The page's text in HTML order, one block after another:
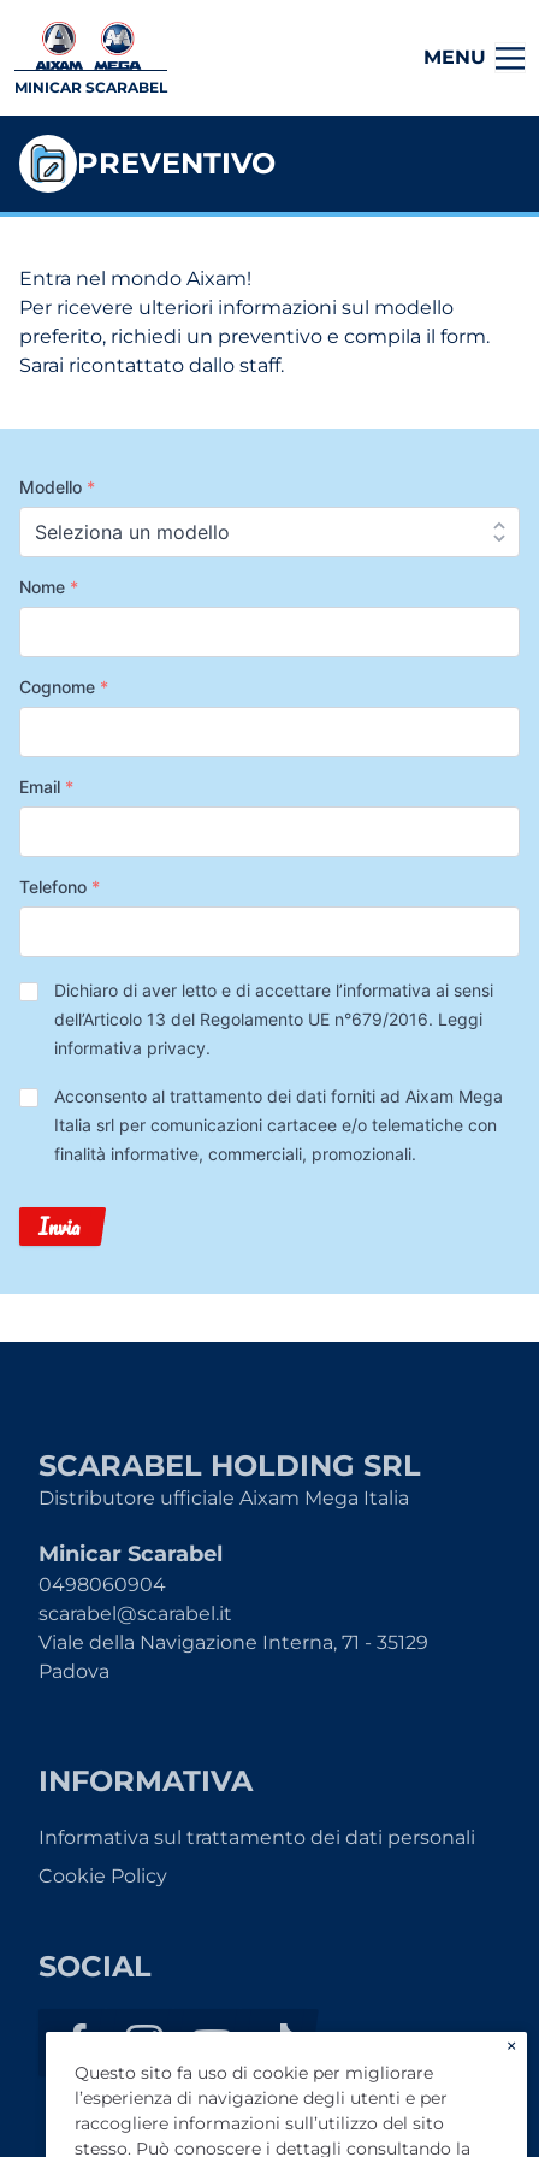
MINICAR SCARABEL
MENU
PREVENTIVO
Entra nel mondo Aixam!
Per ricevere ulteriori informazioni sul modello
preferito, richiedi un preventivo e compila il form.
Sarai ricontattato dallo staff.
Modello *
Nome *
Cognome *
Email *
Telefono *
Privacy*
Dichiaro di aver letto e di accettare l’informativa ai sensi
dell’Articolo 13 del Regolamento UE n°679/2016. Leggi
informativa privacy.
Trattamento
Dati
Acconsento al trattamento dei dati forniti ad Aixam Mega
Italia srl per comunicazioni cartacee e/o telematiche con
finalità informative, commerciali, promozionali.
Invia
SCARABEL HOLDING SRL
Distributore ufficiale Aixam Mega Italia
Minicar Scarabel
0498060904
scarabel@scarabel.it
Viale della Navigazione Interna, 71 - 35129
Padova
INFORMATIVA
Informativa sul trattamento dei dati personali
Cookie Policy
SOCIAL
×
Questo sito fa uso di cookie per migliorare
l’esperienza di navigazione degli utenti e per
raccogliere informazioni sull’utilizzo del sito
stesso. Può conoscere i dettagli consultando la